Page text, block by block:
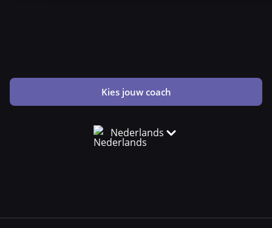
Kies jouw coach
Nederlands